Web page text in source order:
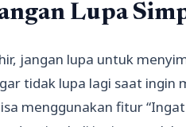
Lupa
jangan lupa untuk
tidak lupa lagi saat ingin
menggunakan fitur